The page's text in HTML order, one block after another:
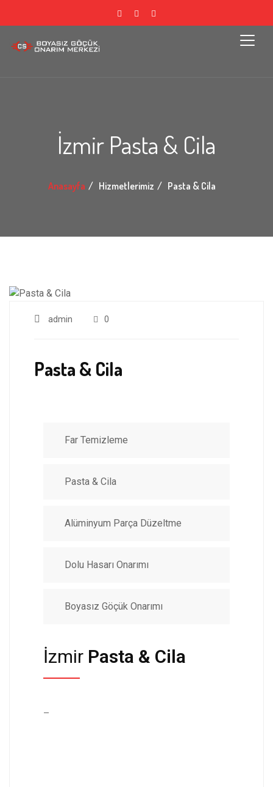
İzmir Pasta & Cila
Anasayfa Hizmetlerimiz Pasta & Cila
admin 0
Pasta & Cila
Far Temizleme
Pasta & Cila
Alüminyum Parça Düzeltme
Dolu Hasarı Onarımı
Boyasız Göçük Onarımı
İzmir Pasta & Cila
–